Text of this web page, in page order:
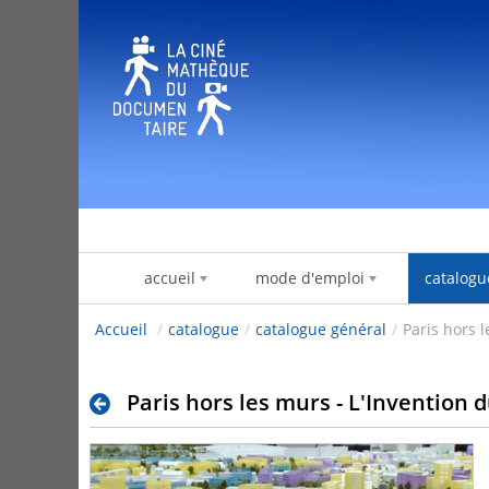
accueil mode d'emploi
Accueil / catalogue / catalogue général / Paris hors
Paris hors les murs - L'Invention